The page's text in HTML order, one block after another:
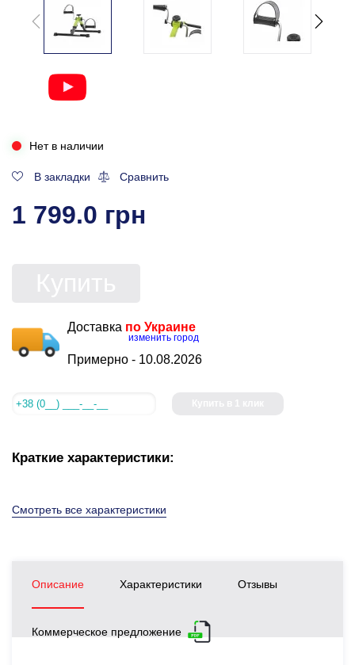
Нет в наличии
В закладки Сравнить
1 799.0 грн
Доставка по Украине
изменить город
Примерно - 10.08.2026
Краткие характеристики:
Смотреть все характеристики
Описание Характеристики Отзывы
Коммерческое предложение